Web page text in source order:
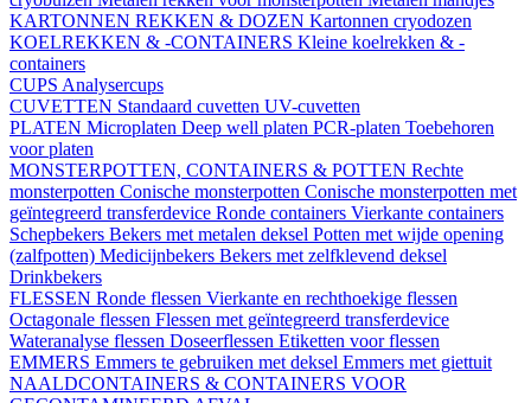
KARTONNEN REKKEN & DOZEN Kartonnen cryodozen
KOELREKKEN & -CONTAINERS Kleine koelrekken & -
containers
CUPS Analysercups
CUVETTEN Standaard cuvetten UV-cuvetten
PLATEN Microplaten Deep well platen PCR-platen Toebehoren
voor platen
MONSTERPOTTEN, CONTAINERS & POTTEN Rechte
monsterpotten Conische monsterpotten Conische monsterpotten met
geïntegreerd transferdevice Ronde containers Vierkante containers
Schepbekers Bekers met metalen deksel Potten met wijde opening
(zalfpotten) Medicijnbekers Bekers met zelfklevend deksel
Drinkbekers
FLESSEN Ronde flessen Vierkante en rechthoekige flessen
Octagonale flessen Flessen met geïntegreerd transferdevice
Wateranalyse flessen Doseerflessen Etiketten voor flessen
EMMERS Emmers te gebruiken met deksel Emmers met giettuit
NAALDCONTAINERS & CONTAINERS VOOR